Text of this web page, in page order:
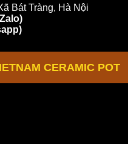
Bát Tràng, Hà Nội
CERAMIC POT